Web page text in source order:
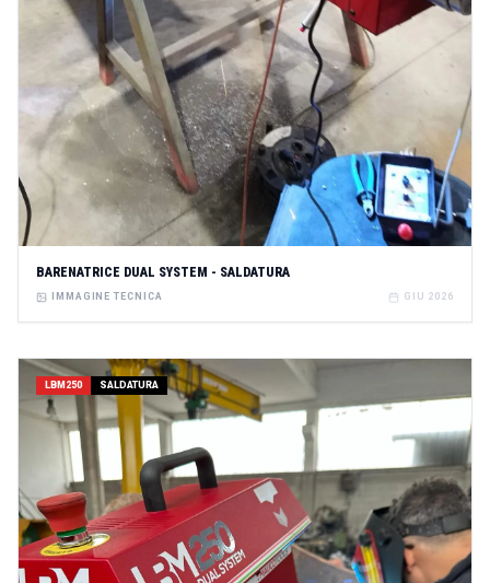
BARENATRICE DUAL SYSTEM - SALDATURA
IMMAGINE TECNICA GIU 2026
LBM250 SALDATURA